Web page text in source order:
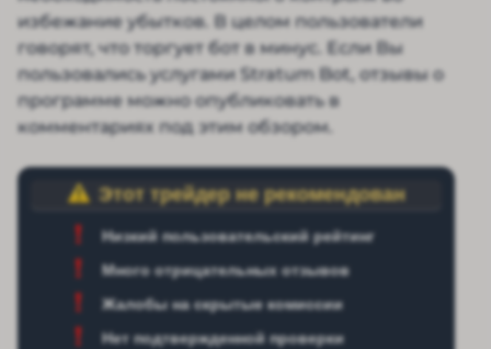
избежание убытков. В целом пользователи
говорят, что торгует бот в минус. Если Вы
пользовались услугами Stratum Bot, отзывы о
программе можно опубликовать в
комментариях под этим обзором.
Этот трейдер не рекомендован
Низкий пользовательский рейтинг
Много отрицательных отзывов
Жалобы на скрытые комиссии
Нет подтвержденной проверки